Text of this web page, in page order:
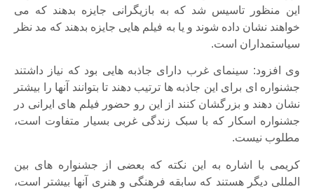
این منظور تاسیس شد که به بازیگرانی جایزه بدهند که می
خواهند نشان داده شوند و یا به فیلم هایی جایزه بدهند که مد نظر
سیاستمداران است.
وی افزود: سینمای غرب دارای جاذبه هایی بود که نیاز داشتند
جشنواره ای برای این جاذبه ها ترتیب دهند تا بتوانند آنها را بیشتر
نشان دهند و بزرگشان کنند از این رو حضور فیلم های ایرانی در
جشنواره اسکار که با سبک زندگی غربی بسیار متفاوت است،
مطلوب نیست.
کریمی با اشاره به این نکته که بعضی از جشنواره های بین
المللی دیگر هستند که سابقه فرهنگی و هنری آنها بیشتر است،